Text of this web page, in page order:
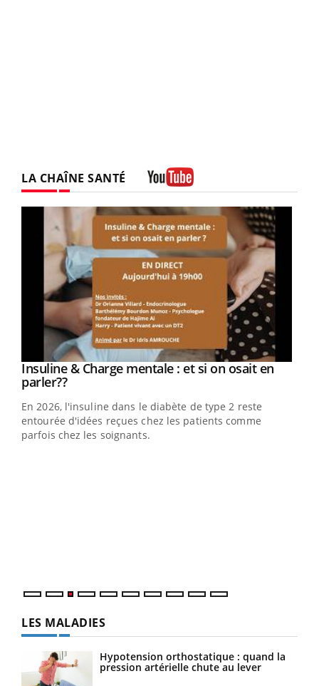
LA CHAÎNE SANTÉ
Youtube
Insuline & Charge mentale : et si on osait en
parler??Youtube
En 2026, l'insuline dans le diabète de type 2 reste
entourée d'idées reçues chez les patients comme
parfois chez les soignants.
LES MALADIES
Hypotension orthostatique : quand la
pression artérielle chute au lever